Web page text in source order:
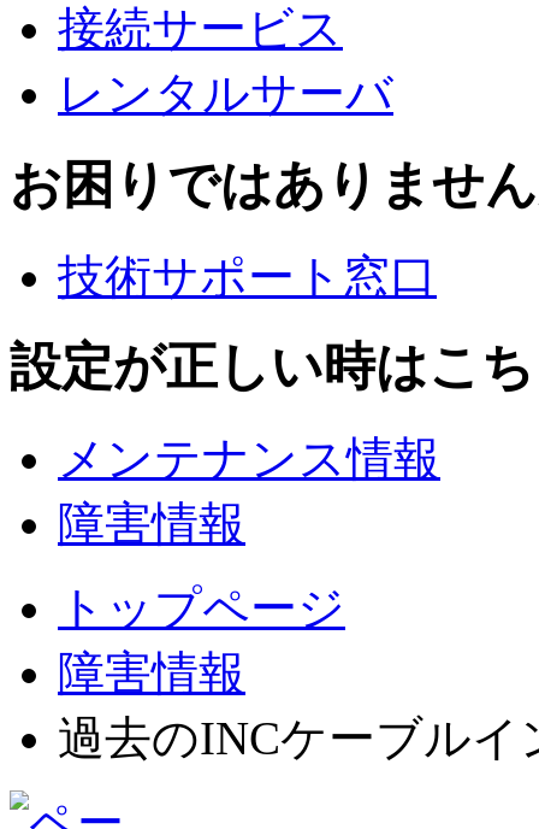
接続サービス
レンタルサーバ
お困りではありませ
技術サポート窓口
設定が正しい時はこ
メンテナンス情報
障害情報
トップページ
障害情報
過去のINCケーブル